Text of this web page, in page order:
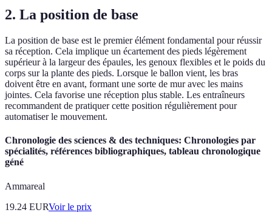
2. La position de base
La position de base est le premier élément fondamental pour réussir
sa réception. Cela implique un écartement des pieds légèrement
supérieur à la largeur des épaules, les genoux flexibles et le poids du
corps sur la plante des pieds. Lorsque le ballon vient, les bras
doivent être en avant, formant une sorte de mur avec les mains
jointes. Cela favorise une réception plus stable. Les entraîneurs
recommandent de pratiquer cette position régulièrement pour
automatiser le mouvement.
Chronologie des sciences & des techniques: Chronologies par
spécialités, références bibliographiques, tableau chronologique
géné
Ammareal
19.24 EURVoir le prix